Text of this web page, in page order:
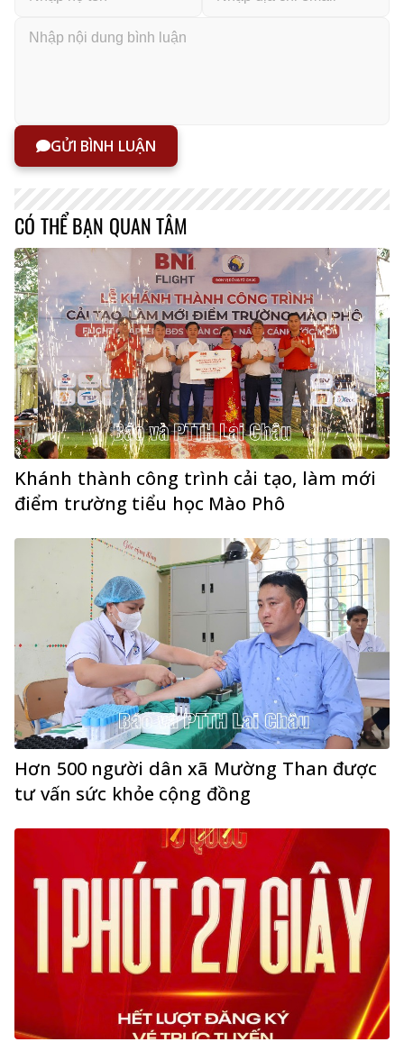
GỬI BÌNH LUẬN
CÓ THỂ BẠN QUAN TÂM
Khánh thành công trình cải tạo, làm mới
điểm trường tiểu học Mào Phô
Hơn 500 người dân xã Mường Than được
tư vấn sức khỏe cộng đồng